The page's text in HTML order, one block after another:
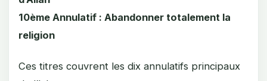
10ème Annulatif : Abandonner totalement la
religion
Ces titres couvrent les dix annulatifs principaux